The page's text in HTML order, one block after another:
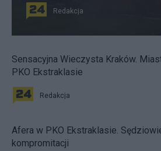
Redakcja
Sensacyjna Wieczysta Kraków.
PKO Ekstraklasie
Redakcja
Afera w PKO Ekstraklasie.
kompromitacji